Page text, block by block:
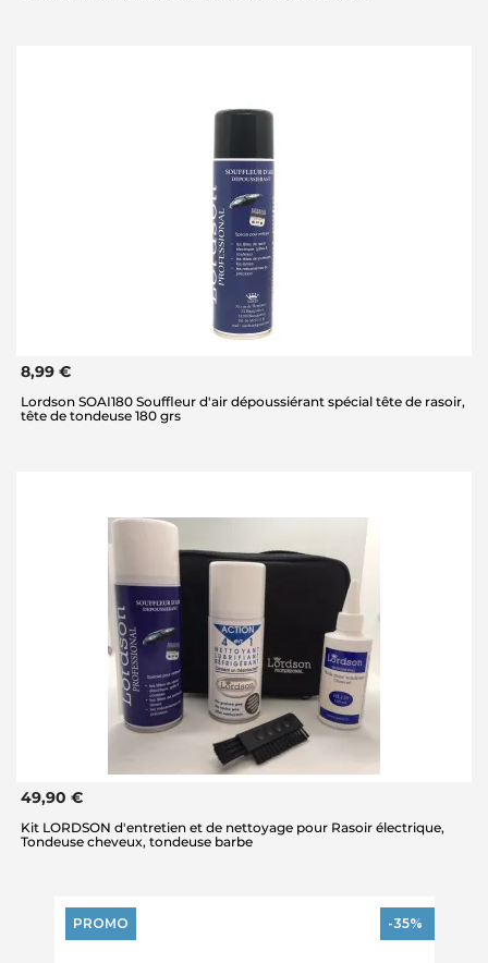
8,99 €
Lordson SOAI180 Souffleur d'air dépoussiérant spécial tête de rasoir,
tête de tondeuse 180 grs
49,90 €
Kit LORDSON d'entretien et de nettoyage pour Rasoir électrique,
Tondeuse cheveux, tondeuse barbe
PROMO -35%